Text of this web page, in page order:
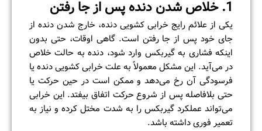
1. خلاص شدن دنده پس از جا رفتن
یکی از علائم رایج خرابی کشویی دنده، خارج شدن دنده از
جای خود پس از جا رفتن است. گاهی اوقات، حتی بدون
اینکه فشاری به گیربکس وارد شود، دنده به حالت خلاص
در می‌آید. این مشکل معمولاً به علت خرابی کشویی دنده یا
فرسودگی آن رخ می‌دهد و ممکن است در حین حرکت یا
حتی بلافاصله پس از شروع حرکت اتفاق بیفتد. این خرابی
می‌تواند عملکرد گیربکس را به شدت مختل کرده و نیاز به
تعمیر فوری داشته باشد.